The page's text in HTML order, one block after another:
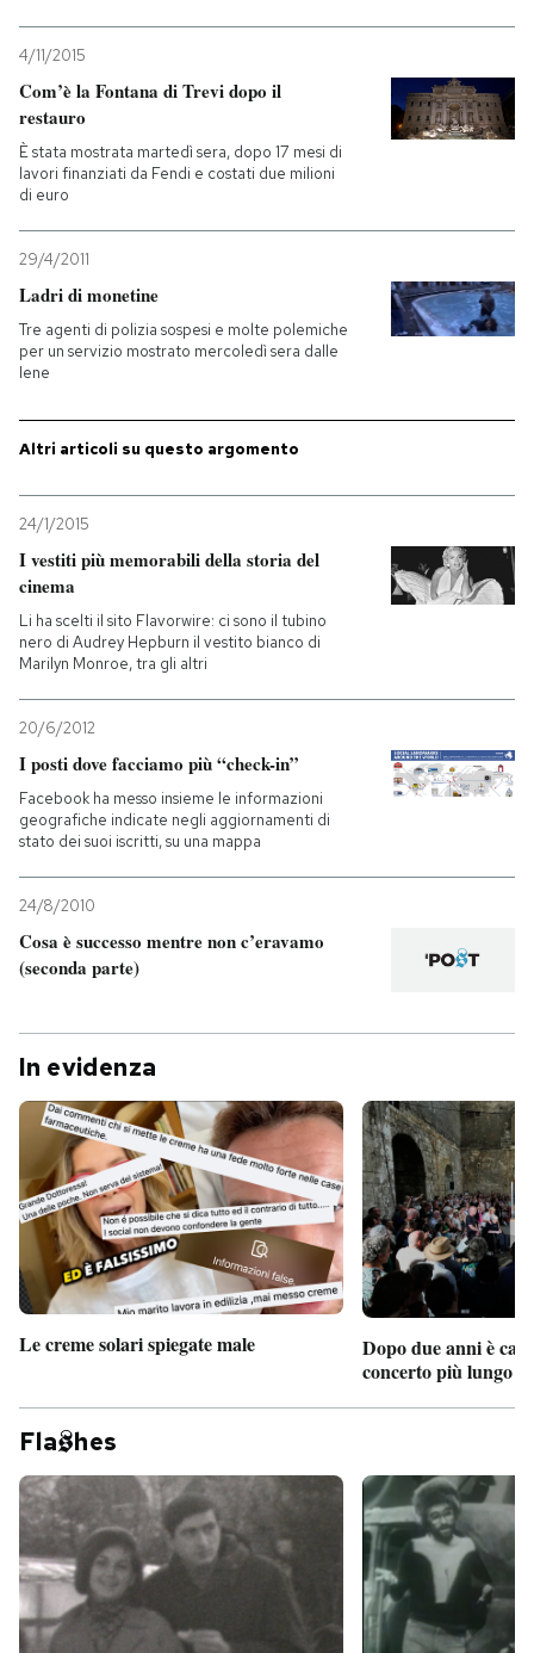
4/11/2015
Com’è la Fontana di Trevi dopo il
restauro
È stata mostrata martedì sera, dopo 17 mesi di
lavori finanziati da Fendi e costati due milioni
di euro
29/4/2011
Ladri di monetine
Tre agenti di polizia sospesi e molte polemiche
per un servizio mostrato mercoledì sera dalle
Iene
Altri articoli su questo argomento
24/1/2015
I vestiti più memorabili della storia del
cinema
Li ha scelti il sito Flavorwire: ci sono il tubino
nero di Audrey Hepburn il vestito bianco di
Marilyn Monroe, tra gli altri
20/6/2012
I posti dove facciamo più “check-in”
Facebook ha messo insieme le informazioni
geografiche indicate negli aggiornamenti di
stato dei suoi iscritti, su una mappa
24/8/2010
Cosa è successo mentre non c’eravamo
(seconda parte)
In evidenza
Le creme solari spiegate male
Dopo due anni è
concerto più lungo
Fla hes